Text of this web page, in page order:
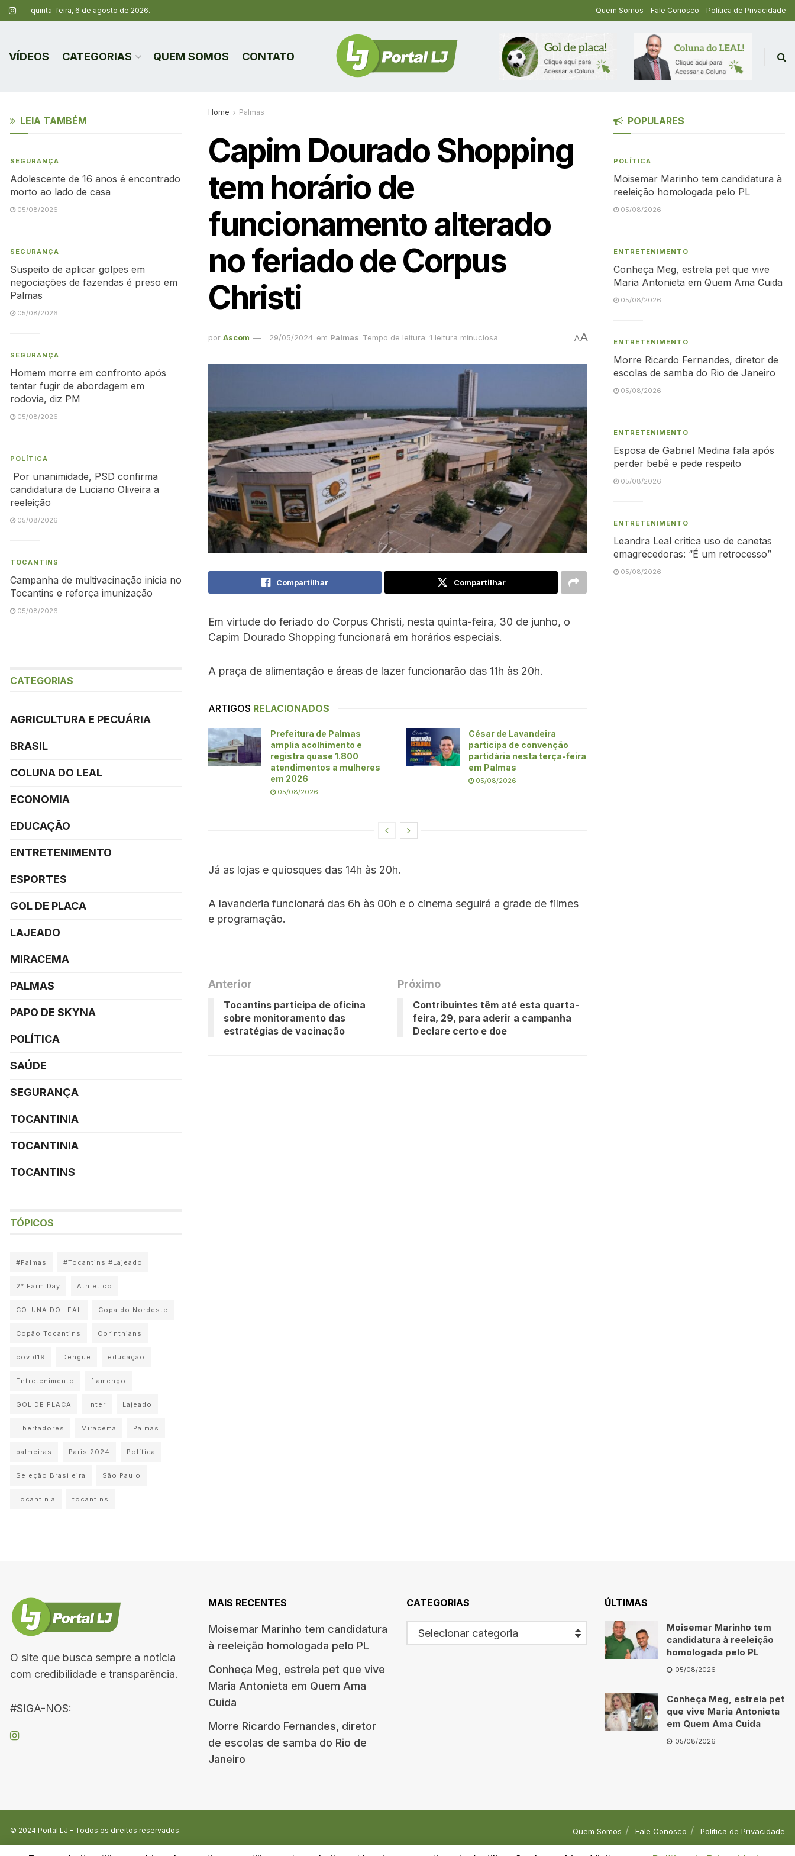
quinta-feira, 6 de agosto de 2026. Quem Somos Fale Conosco Política de Privacidade
VÍDEOS CATEGORIAS QUEM SOMOS CONTATO
Home Palmas
Capim Dourado Shopping
tem horário de
funcionamento alterado
no feriado de Corpus
Christi
por Ascom 29/05/2024 em Palmas Tempo de leitura: 1 leitura minuciosa AA
Compartilhar Compartilhar
Em virtude do feriado do Corpus Christi, nesta quinta-feira, 30 de junho, o
Capim Dourado Shopping funcionará em horários especiais.
A praça de alimentação e áreas de lazer funcionarão das 11h às 20h.
ARTIGOS RELACIONADOS
Prefeitura de Palmas
amplia acolhimento e
registra quase 1.800
atendimentos a mulheres
em 2026
05/08/2026
César de Lavandeira
participa de convenção
partidária nesta terça-feira
em Palmas
05/08/2026
Já as lojas e quiosques das 14h às 20h.
A lavanderia funcionará das 6h às 00h e o cinema seguirá a grade de filmes
e programação.
Anterior
Tocantins participa de oficina
sobre monitoramento das
estratégias de vacinação
Próximo
Contribuintes têm até esta quarta-
feira, 29, para aderir a campanha
Declare certo e doe
LEIA TAMBÉM
SEGURANÇA
Adolescente de 16 anos é encontrado
morto ao lado de casa
05/08/2026
SEGURANÇA
Suspeito de aplicar golpes em
negociações de fazendas é preso em
Palmas
05/08/2026
SEGURANÇA
Homem morre em confronto após
tentar fugir de abordagem em
rodovia, diz PM
05/08/2026
POLÍTICA
Por unanimidade, PSD confirma
candidatura de Luciano Oliveira a
reeleição
05/08/2026
TOCANTINS
Campanha de multivacinação inicia no
Tocantins e reforça imunização
05/08/2026
CATEGORIAS
AGRICULTURA E PECUÁRIA
BRASIL
COLUNA DO LEAL
ECONOMIA
EDUCAÇÃO
ENTRETENIMENTO
ESPORTES
GOL DE PLACA
LAJEADO
MIRACEMA
PALMAS
PAPO DE SKYNA
POLÍTICA
SAÚDE
SEGURANÇA
TOCANTINIA
TOCANTINIA
TOCANTINS
TÓPICOS
#Palmas #Tocantins #Lajeado
2° Farm Day Athletico
COLUNA DO LEAL Copa do Nordeste
Copão Tocantins Corinthians
covid19 Dengue educação
Entretenimento flamengo
GOL DE PLACA Inter Lajeado
Libertadores Miracema Palmas
palmeiras Paris 2024 Política
Seleção Brasileira São Paulo
Tocantinia tocantins
POPULARES
POLÍTICA
Moisemar Marinho tem candidatura à
reeleição homologada pelo PL
05/08/2026
ENTRETENIMENTO
Conheça Meg, estrela pet que vive
Maria Antonieta em Quem Ama Cuida
05/08/2026
ENTRETENIMENTO
Morre Ricardo Fernandes, diretor de
escolas de samba do Rio de Janeiro
05/08/2026
ENTRETENIMENTO
Esposa de Gabriel Medina fala após
perder bebê e pede respeito
05/08/2026
ENTRETENIMENTO
Leandra Leal critica uso de canetas
emagrecedoras: “É um retrocesso”
05/08/2026
O site que busca sempre a notícia
com credibilidade e transparência.
#SIGA-NOS:
MAIS RECENTES
Moisemar Marinho tem candidatura
à reeleição homologada pelo PL
Conheça Meg, estrela pet que vive
Maria Antonieta em Quem Ama
Cuida
Morre Ricardo Fernandes, diretor
de escolas de samba do Rio de
Janeiro
CATEGORIAS
Selecionar categoria
ÚLTIMAS
Moisemar Marinho tem
candidatura à reeleição
homologada pelo PL
05/08/2026
Conheça Meg, estrela pet
que vive Maria Antonieta
em Quem Ama Cuida
05/08/2026
Quem Somos Fale Conosco Política de Privacidade
© 2024 Portal LJ - Todos os direitos reservados.